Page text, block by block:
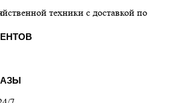
техники с доставкой по